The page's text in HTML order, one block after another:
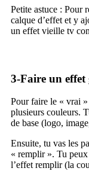
Petite astuce : Pour
calque d’effet et y
un effet vieille tv
3-Faire un
Pour faire le « vrai
plusieurs couleurs.
de base (logo,
Ensuite, tu vas les
« remplir ». Tu
l’effet remplir (la